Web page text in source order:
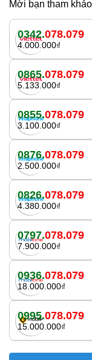
Mời bạn tham
0342.078.079
4.000.000₫
0865.078.079
5.133.000₫
0855.078.079
3.100.000₫
0876.078.079
2.500.000₫
0826.078.079
4.380.000₫
0797.078.079
7.900.000₫
0936.078.079
18.000.000₫
0995.078.079
15.000.000₫